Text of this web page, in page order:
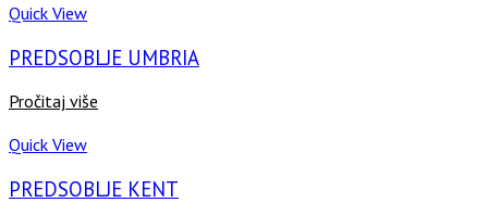
Quick View
PREDSOBLJE UMBRIA
Pročitaj više
Quick View
PREDSOBLJE KENT